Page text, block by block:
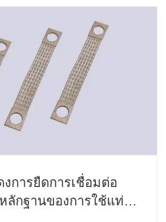
การยืดการเชื่อมต่อ
ลักฐานของการใช้แท่ง